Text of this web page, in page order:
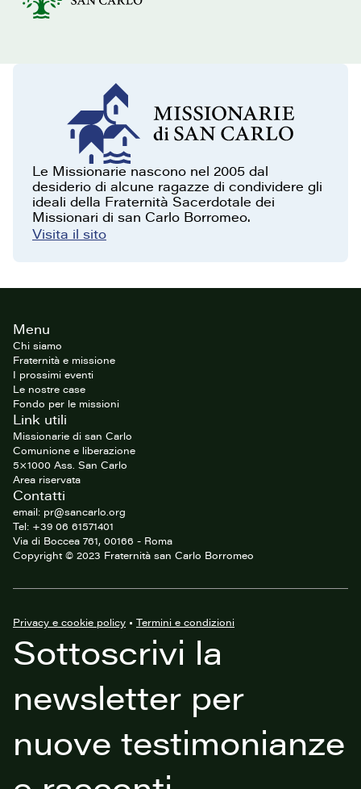
Le Missionarie nascono nel 2005 dal
desiderio di alcune ragazze di condividere gli
ideali della Fraternità Sacerdotale dei
Missionari di san Carlo Borromeo.
Visita il sito
FooterMenu
Chi siamo
Fraternità e missione
I prossimi eventi
Le nostre case
Fondo per le missioni
Link utili
Missionarie di san Carlo
Comunione e liberazione
5×1000 Ass. San Carlo
Area riservata
Contatti
email: pr@sancarlo.org
Tel: +39 06 61571401
Via di Boccea 761, 00166 - Roma
Copyright © 2023 Fraternità san Carlo Borromeo
Privacy e cookie policy • Termini e condizioni
Sottoscrivi la
newsletter per
nuove testimonianze